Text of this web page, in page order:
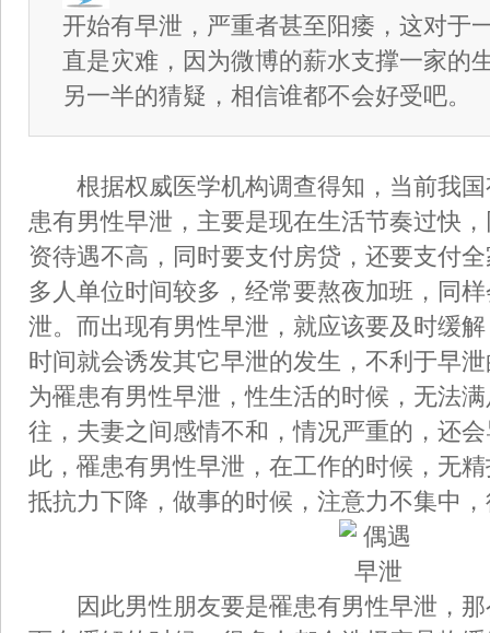
开始有早泄，严重者甚至阳痿，这对于
直是灾难，因为微博的薪水支撑一家的
另一半的猜疑，相信谁都不会好受吧。
根据权威医学机构调查得知，当前我国
患有男性早泄，主要是现在生活节奏过快
资待遇不高，同时要支付房贷，还要支付
多人单位时间较多，经常要熬夜加班，同
泄。而出现有男性早泄，就应该要及时缓
时间就会诱发其它早泄的发生，不利于早
为罹患有男性早泄，性生活的时候，无法
往，夫妻之间感情不和，情况严重的，还
此，罹患有男性早泄，在工作的时候，无
抵抗力下降，做事的时候，注意力不集中
因此男性朋友要是罹患有男性早泄，那